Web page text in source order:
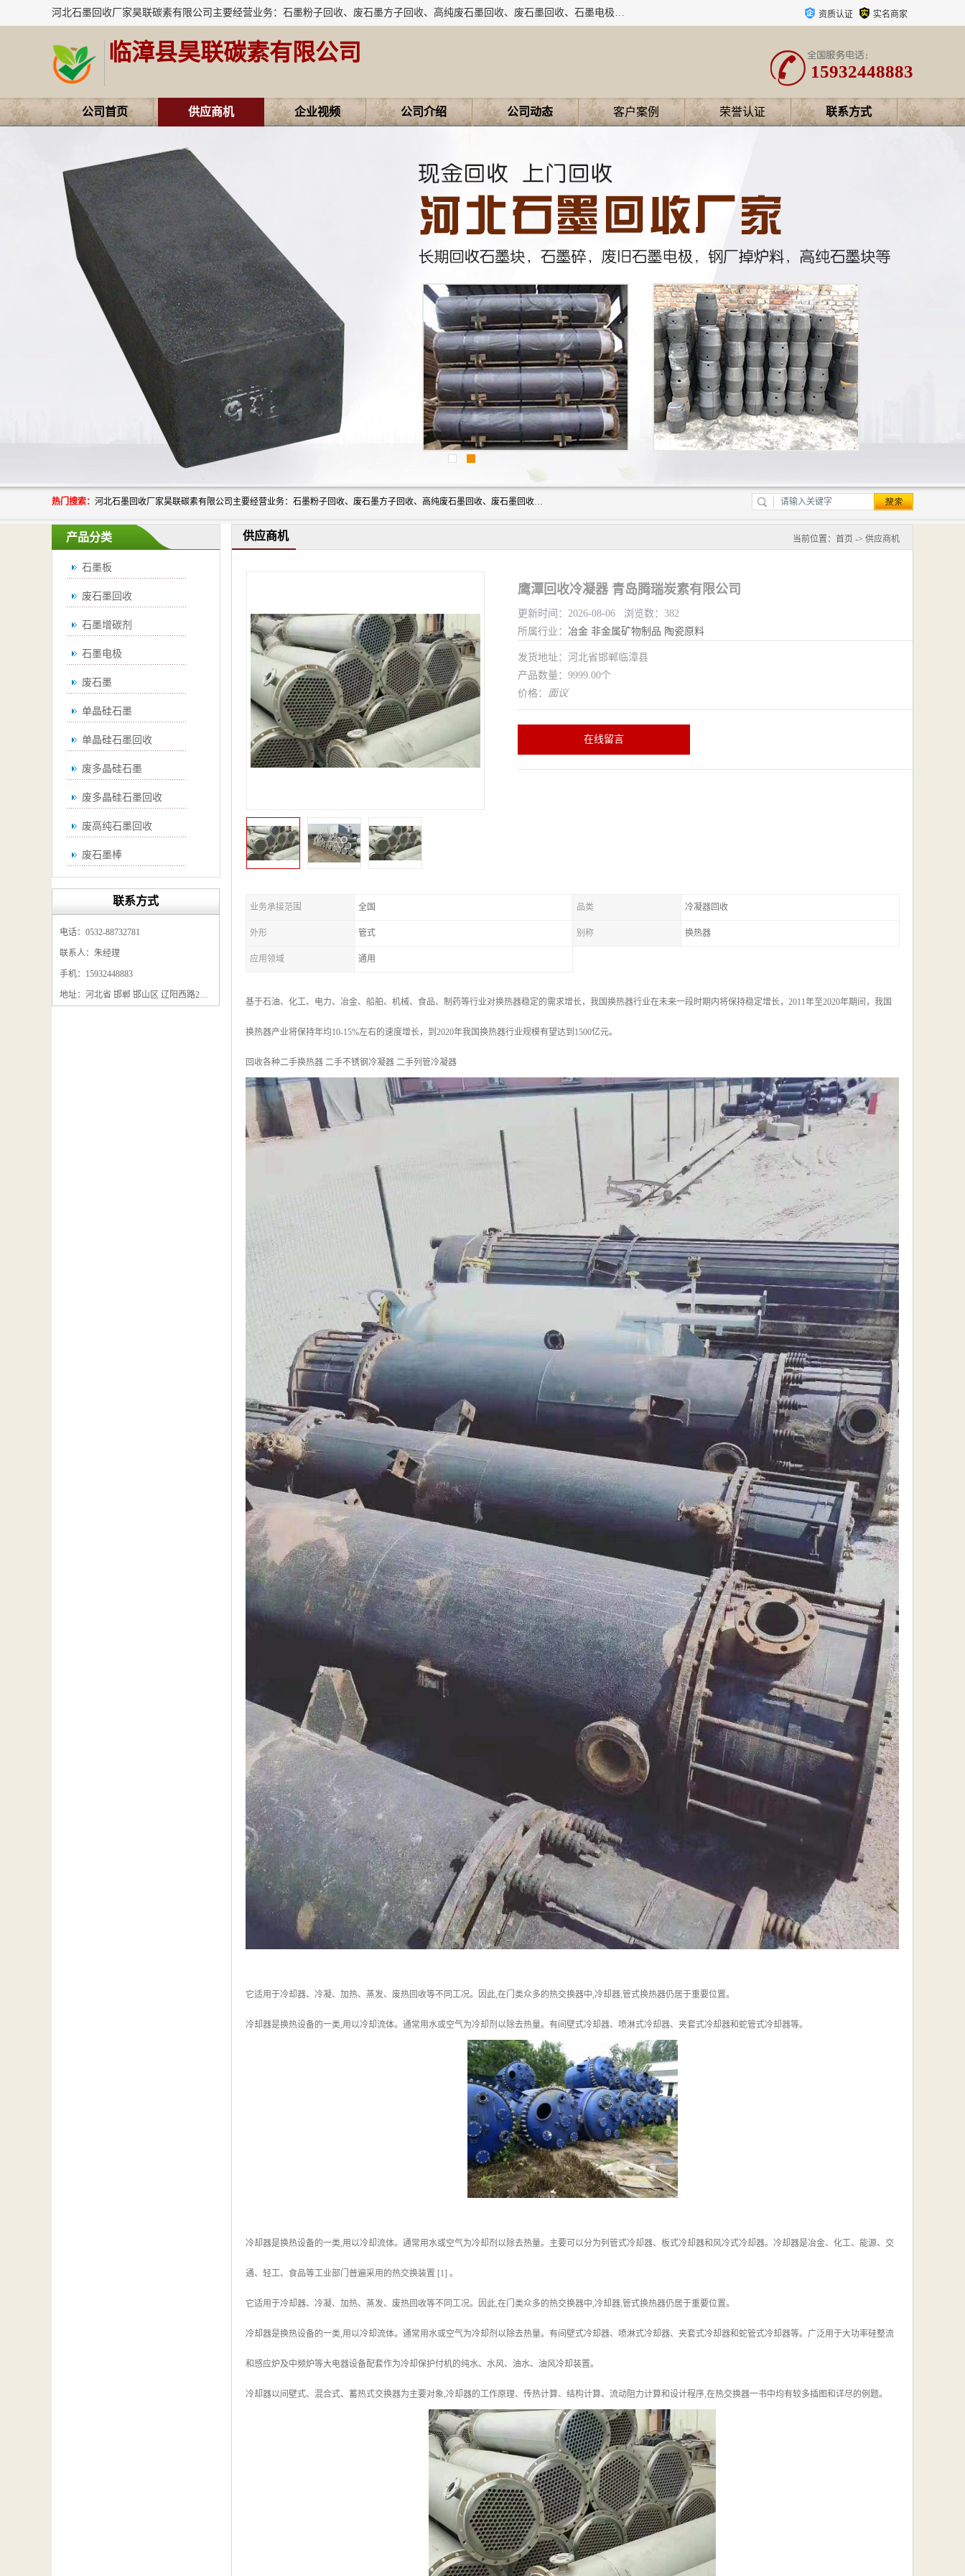
河北石墨回收厂家昊联碳素有限公司主要经营业务：石墨粉子回收、废石墨方子回收、高纯废石墨回收、废石墨回收、石墨电极回收、废石墨板回收、石墨增碳剂、单晶硅石墨、单晶硅石墨回收、废多晶硅石墨、废多晶硅石墨回收、废高纯石墨回收、废石墨、废石墨棒、废石墨棒回收、废石墨换热器回收、高纯石墨回收、石墨粉回收、石墨换热器回收、石墨纸回收、回收石墨板、回收石墨电极、石墨板回收、石墨回收。 资质认证 实名商家
临漳县昊联碳素有限公司
15932448883
公司首页 供应商机 企业视频 公司介绍 公司动态 客户案例 荣誉认证 联系方式
热门搜索： 河北石墨回收厂家昊联碳素有限公司主要经营业务：石墨粉子回收、废石墨方子回收、高纯废石墨回收、废石墨回收、石墨电极回收、废石墨板回收、石墨增碳剂、单晶硅石墨、单晶硅石墨回收、废多晶硅石墨、废多晶硅石墨回收、废高纯石墨回收、废石墨、废石墨棒、废石墨棒回收、废石墨换热器回收、高纯石墨回收、石墨粉回收、石墨换热器回收、石墨纸回收、回收石墨板、回收石墨电极、石墨板回收、石墨回收。
产品分类
石墨板
废石墨回收
石墨增碳剂
石墨电极
废石墨
单晶硅石墨
单晶硅石墨回收
废多晶硅石墨
废多晶硅石墨回收
废高纯石墨回收
废石墨棒
废石墨换热器回收
石墨粉回收
石墨换热器回收
联系方式
电话：0532-88732781
联系人：朱经理
手机：15932448883
地址：河北省 邯郸 邯山区 辽阳西路295号
供应商机 当前位置： 首页 -> 供应商机
鹰潭回收冷凝器 青岛腾瑞炭素有限公司
更新时间：2026-08-06 浏览数：382
所属行业： 冶金 非金属矿物制品 陶瓷原料
发货地址：河北省邯郸临漳县
产品数量：9999.00个
价格： 面议
在线留言
业务承接范围 全国 品类 冷凝器回收
外形 管式 别称 换热器
应用领域 通用
基于石油、化工、电力、冶金、船舶、机械、食品、制药等行业对换热器稳定的需求增长，我国换热器行业在未来一段时期内将保持稳定增长，2011年至2020年期间，我国
换热器产业将保持年均10-15%左右的速度增长，到2020年我国换热器行业规模有望达到1500亿元。
回收各种二手换热器 二手不锈钢冷凝器 二手列管冷凝器
它适用于冷却器、冷凝、加热、蒸发、废热回收等不同工况。因此,在门类众多的热交换器中,冷却器,管式换热器仍居于重要位置。
冷却器是换热设备的一类,用以冷却流体。通常用水或空气为冷却剂以除去热量。有间壁式冷却器、喷淋式冷却器、夹套式冷却器和蛇管式冷却器等。
冷却器是换热设备的一类,用以冷却流体。通常用水或空气为冷却剂以除去热量。主要可以分为列管式冷却器、板式冷却器和风冷式冷却器。冷却器是冶金、化工、能源、交
通、轻工、食品等工业部门普遍采用的热交换装置 [1] 。
它适用于冷却器、冷凝、加热、蒸发、废热回收等不同工况。因此,在门类众多的热交换器中,冷却器,管式换热器仍居于重要位置。
冷却器是换热设备的一类,用以冷却流体。通常用水或空气为冷却剂以除去热量。有间壁式冷却器、喷淋式冷却器、夹套式冷却器和蛇管式冷却器等。广泛用于大功率硅整流
和感应炉及中频炉等大电器设备配套作为冷却保护付机的纯水、水风、油水、油风冷却装置。
冷却器以间壁式、混合式、蓄热式交换器为主要对象,冷却器的工作原理、传热计算、结构计算、流动阻力计算和设计程序,在热交换器一书中均有较多插图和详尽的例题。